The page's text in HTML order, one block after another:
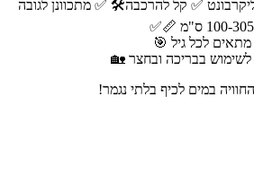
✅ קל להרכבה🛠️ ✅ מתכוונן לגובה
100-305 ס"מ 📏✅
מתאים לכל גיל 🎯
בבריכה ובחצר 🏡
במים לכיף בלתי נגמר!